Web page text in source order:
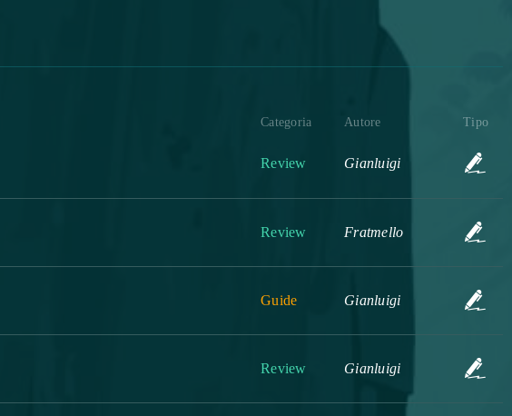
Categoria Autore Tipo
Review Gianluigi
Review Fratmello
Guide Gianluigi
Review Gianluigi